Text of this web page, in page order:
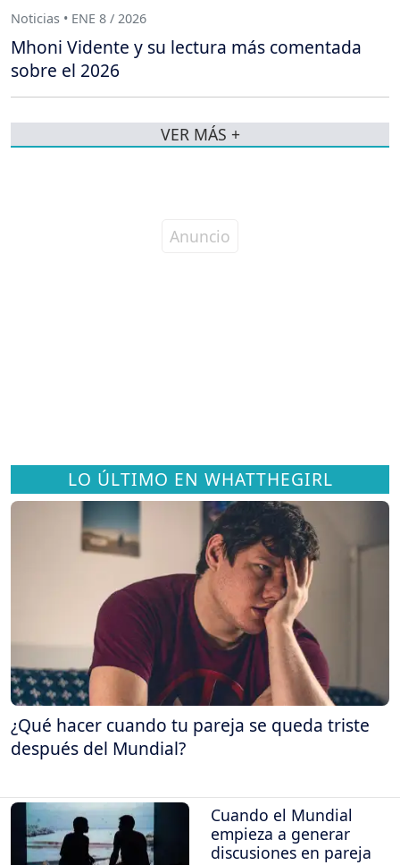
LO ÚLTIMO EN WHATTHEGIRL
¿Qué hacer cuando tu pareja se queda triste
después del Mundial?
Cuando el Mundial
empieza a generar
discusiones en pareja
Noticias • ENE 8 / 2026
Mhoni Vidente y su lectura más comentada
sobre el 2026
VER MÁS +